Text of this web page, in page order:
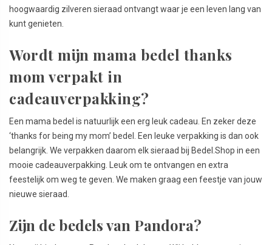
hoogwaardig zilveren sieraad ontvangt waar je een leven lang van
kunt genieten.
Wordt mijn mama bedel thanks
mom verpakt in
cadeauverpakking?
Een mama bedel is natuurlijk een erg leuk cadeau. En zeker deze
‘thanks for being my mom’ bedel. Een leuke verpakking is dan ook
belangrijk. We verpakken daarom elk sieraad bij Bedel.Shop in een
mooie cadeauverpakking. Leuk om te ontvangen en extra
feestelijk om weg te geven. We maken graag een feestje van jouw
nieuwe sieraad.
Zijn de bedels van Pandora?